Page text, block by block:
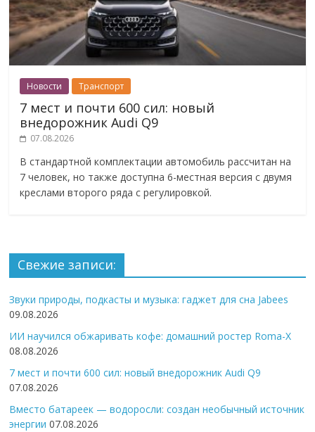
Новости Транспорт
7 мест и почти 600 сил: новый
внедорожник Audi Q9
07.08.2026
В стандартной комплектации автомобиль рассчитан на
7 человек, но также доступна 6-местная версия с двумя
креслами второго ряда с регулировкой.
Свежие записи:
Звуки природы, подкасты и музыка: гаджет для сна Jabees
09.08.2026
ИИ научился обжаривать кофе: домашний ростер Roma-X
08.08.2026
7 мест и почти 600 сил: новый внедорожник Audi Q9
07.08.2026
Вместо батареек — водоросли: создан необычный источник
энергии 07.08.2026